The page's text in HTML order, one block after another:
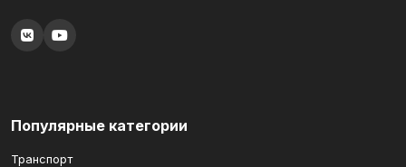
Популярные категории
Транспорт